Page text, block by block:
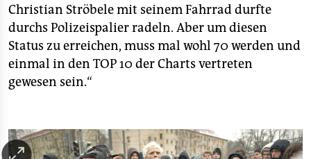
Christian Ströbele mit seinem Fahrrad durfte
durchs Polizeispalier radeln. Aber um diesen
Status zu er­reichen, muss mal wohl 70 werden und
einmal in den TOP 10 der Charts vertreten
gewesen sein.“